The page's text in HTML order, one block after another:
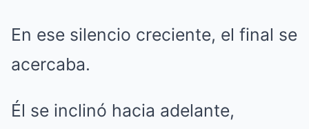
En ese silencio creciente, el final se
acercaba.
Él se inclinó hacia adelante,